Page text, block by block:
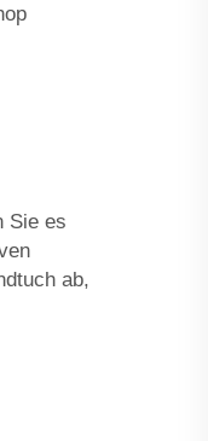
Sie es
ab,